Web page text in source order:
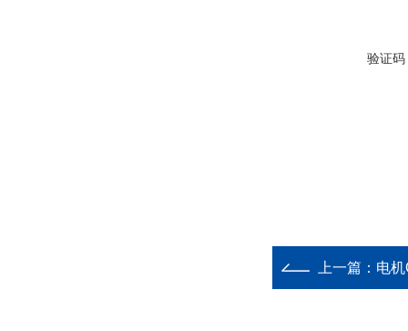
验证码
上一篇： 电